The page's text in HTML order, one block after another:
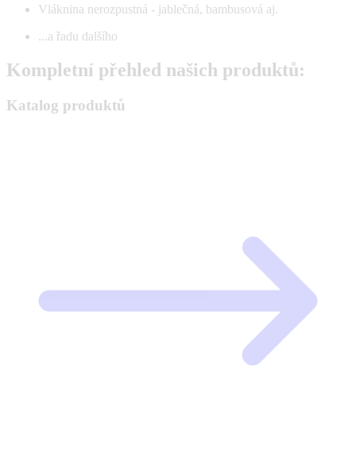
Vláknina nerozpustná - jablečná, bambusová aj.
...a řadu dalšího
Kompletní přehled našich produktů:
Katalog produktů